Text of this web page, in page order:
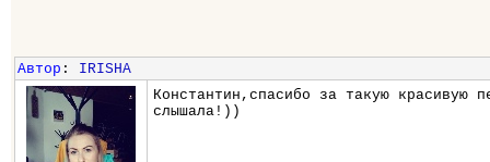
Автор : IRISHA
Константин,спасибо за такую красивую
слышала!))